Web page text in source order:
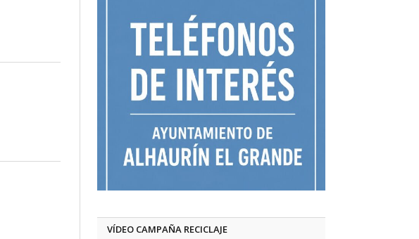
VÍDEO CAMPAÑA RECICLAJE